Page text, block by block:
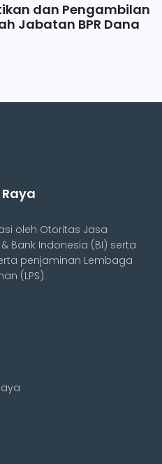
dan Pengambilan
Jabatan BPR Dana
Raya
oleh Otoritas Jasa
Bank Indonesia (BI) serta
penjaminan Lembaga
(LPS).